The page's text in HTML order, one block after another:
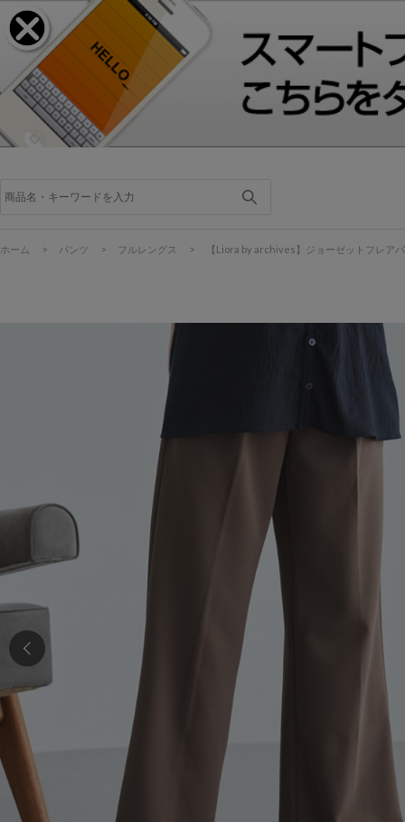
ホーム > パンツ > フルレングス > 【Liora by archives】ジョーゼットフレア